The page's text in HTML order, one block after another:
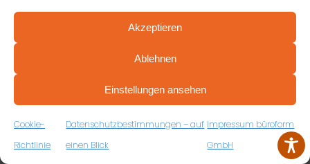
Akzeptieren
Ablehnen
Einstellungen ansehen
Cookie-
Richtlinie
Datenschutzbestimmungen – auf
einen Blick
Impressum büroform
GmbH
965.415
verplante Möbelstücke
VEREINBAREN SIE JETZT IHRE
KOSTENFREIE ERSTBERATUNG
ZUM RÜCKRUFFORMULAR